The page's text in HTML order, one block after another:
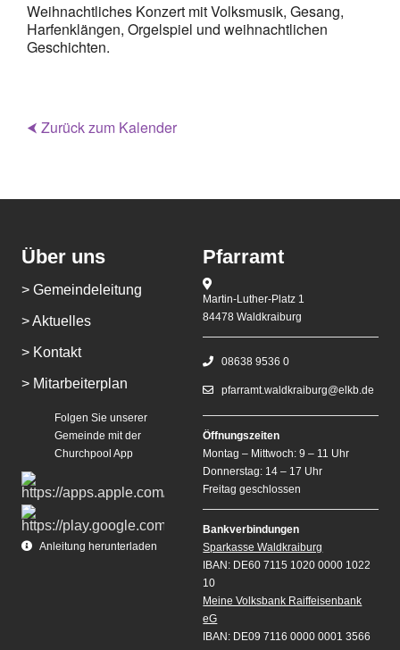
Weihnachtliches Konzert mit Volksmusik, Gesang,
Harfenklängen, Orgelspiel und weihnachtlichen
Geschichten.
⮜ Zurück zum Kalender
Über uns
> Gemeindeleitung
> Aktuelles
> Kontakt
> Mitarbeiterplan
Folgen Sie unserer
Gemeinde mit der
Churchpool App
Anleitung herunterladen
Pfarramt
Martin-Luther-Platz 1
84478 Waldkraiburg
08638 9536 0
pfarramt.waldkraiburg@elkb.de
Öffnungszeiten
Montag – Mittwoch: 9 – 11 Uhr
Donnerstag: 14 – 17 Uhr
Freitag geschlossen
Bankverbindungen
Sparkasse Waldkraiburg
IBAN: DE60 7115 1020 0000 1022
10
Meine Volksbank Raiffeisenbank
eG
IBAN: DE09 7116 0000 0001 3566